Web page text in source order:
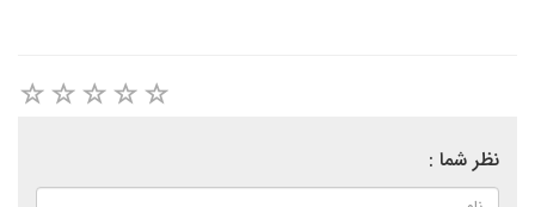
نظر شما :